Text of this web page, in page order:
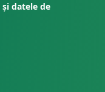
datele de